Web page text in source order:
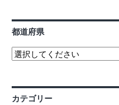
都道府県
カテゴリー